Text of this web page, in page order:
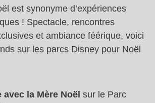
est synonyme d’expériences
! Spectacle, rencontres
et ambiance féérique, voici
sur les parcs Disney pour Noël
avec la Mère Noël sur le Parc